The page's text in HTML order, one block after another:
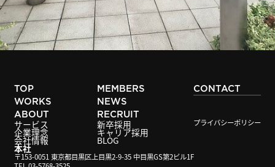
本社
〒153-0051 東京都目黒区上目黒2-9-35 中目黒GS第2ビル1F
TOP
WORKS
ABOUT
サービス
企業理念
会社情報
MEMBERS
NEWS
RECRUIT
新卒採用
キャリア採用
BLOG
CONTACT
プライバシーポリシー